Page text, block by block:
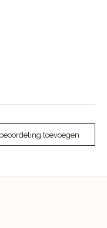
toevoegen